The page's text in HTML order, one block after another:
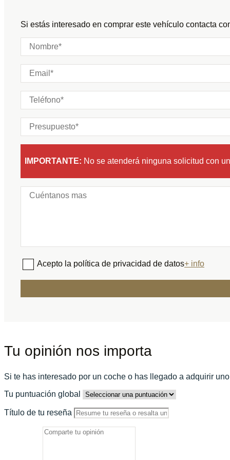
Plazas:Si estás interesado en comprar este vehículo contacta
IMPORTANTE: No se atenderá ninguna solicitud con
Acepto la política de privacidad de datos+ info
Tu opinión nos importa
Si te has interesado por un coche o has llegado a adquirir
Tu puntuación global
Título de tu reseña